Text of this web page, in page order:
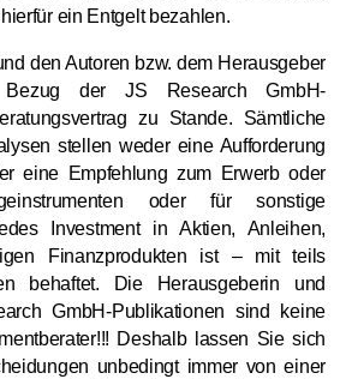
ein Entgelt bezahlen.
den Autoren bzw. dem Herausgeber
der JS Research GmbH-
zu Stande. Sämtliche
stellen weder eine Aufforderung
eine Empfehlung zum Erwerb oder
oder für sonstige
Investment in Aktien, Anleihen,
Finanzprodukten ist – mit teils
behaftet. Die Herausgeberin und
GmbH-Publikationen sind keine
Deshalb lassen Sie sich
unbedingt immer von einer